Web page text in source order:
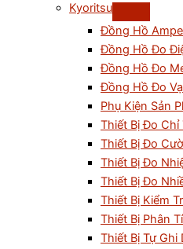
Kyoritsu
Đồng Hồ
Đồng Hồ Đo
Đồng Hồ Đo
Đồng Hồ Đo
Phụ Kiện Sản
Thiết Bị Đo Chỉ
Thiết Bị Đo
Thiết Bị Đo
Thiết Bị Đo
Thiết Bị Kiểm
Thiết Bị Phân
Thiết Bị Tự Ghi